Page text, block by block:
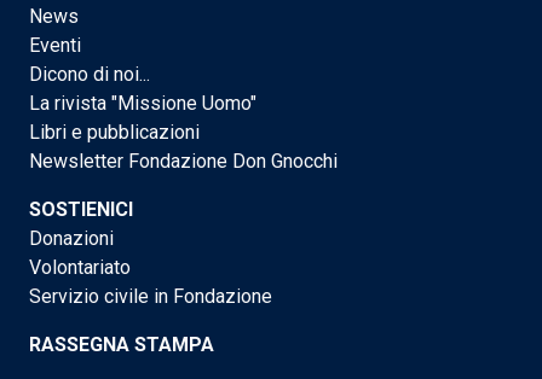
News
Eventi
Dicono di noi...
La rivista "Missione Uomo"
Libri e pubblicazioni
Newsletter Fondazione Don Gnocchi
SOSTIENICI
Donazioni
Volontariato
Servizio civile in Fondazione
RASSEGNA STAMPA